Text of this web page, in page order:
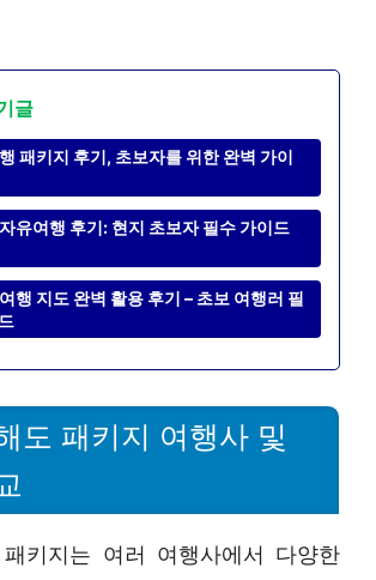
글
패키지 후기, 초보자를 위한 완벽 가이
유여행 후기: 현지 초보자 필수 가이드
행 지도 완벽 활용 후기 – 초보 여행러 필
도 패키지 여행사 및
키지는 여러 여행사에서 다양한